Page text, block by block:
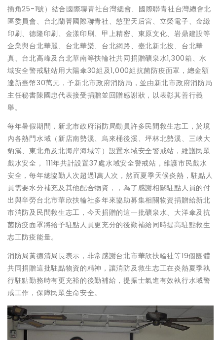
插角25-1號）結合國際聯青社台灣總會、國際聯青社台灣總會北
區委員會、台北蘭菁國際聯青社、慈聖天后宮、立榮電子、金緻
印刷、德隆印刷、金漾印刷、甲上精密、東原文化、岩鼎建設等
企業與台北華麗、台北華樂、台北網路、臺北新北投、台北華
真、台北高峰及台北華南等扶輪社共同捐贈礦泉水1,300箱、水
域安全警戒駐站用大陽傘30組及1,000組抗菌防疫面罩，總金額
達新臺幣30萬元，予新北市政府消防局，並由新北市政府消防局
主任秘書陳國忠代表接受捐贈並回贈感謝狀，以表彰其善行義
舉。
每年暑假期間，新北市政府消防局動員許多民間救生志工，於境
內各熱門水域（新店南勢溪、烏來桶後溪、坪林北勢溪、三峽大
豹溪、東北角及北海岸海域等）設置水域安全警戒站，維護民眾
戲水安全， 111年共計設置37處水域安全警戒站，維護市民戲水
安全，每年總協勤人次超過1萬人次，然而夏季天候炎熱，駐點人
員需要水分補充及其他配合物資，，為了感謝相關駐點人員的付
出與辛勞台北市華欣扶輪社多年來協助募集相關物資捐贈給新北
市消防及民間救生志工，今天捐贈的這一批礦泉水、大洋傘及抗
菌防疫面罩將給予駐點人員更充分的後勤補給同時提高駐點救生
志工防疫能量。
消防局黃德清局長表示，非常感謝台北市華欣扶輪社等19個團體
共同捐贈這批駐點物資的精神，讓消防及救生志工在炎熱夏季執
行駐點勤務時有更充裕的後勤補給，提振士氣進有效執行水域警
戒工作，保障民眾生命安全。